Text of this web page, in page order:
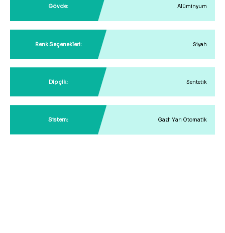
Gövde: Alüminyum
Renk Seçenekleri: Siyah
Dipçik: Sentetik
Sistem: Gazlı Yarı Otomatik